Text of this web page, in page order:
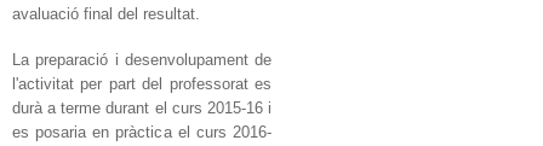
avaluació final del resultat.
La preparació i desenvolupament de
l'activitat per part del professorat es
durà a terme durant el curs 2015-16 i
es posaria en pràctica el curs 2016-